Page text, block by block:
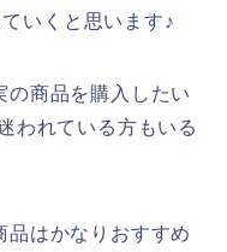
いくと思います♪
の商品を購入したい
われている方もいる
品はかなりおすすめ